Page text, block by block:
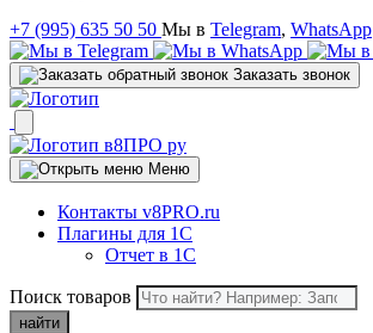
+7 (995) 635 50 50 Мы в Telegram, WhatsApp
Заказать звонок
Меню
Контакты v8PRO.ru
Плагины для 1С
Отчет в 1С
Поиск товаров
найти